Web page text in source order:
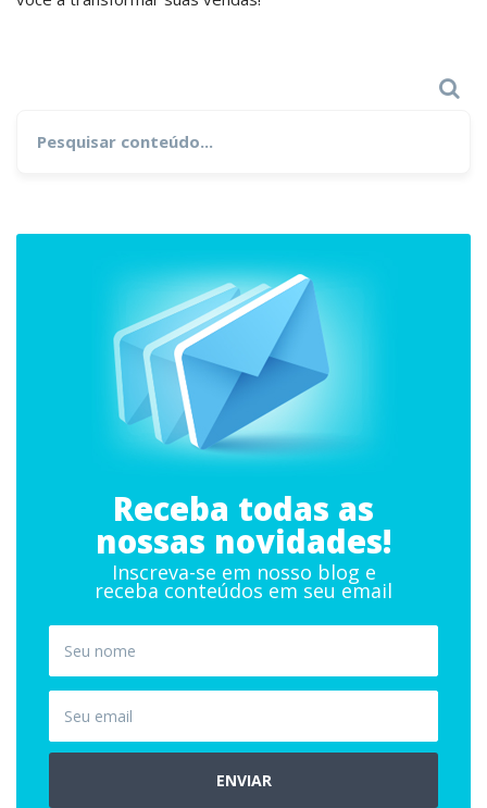
Search
Receba todas as
nossas novidades!
Inscreva-se em nosso blog e
receba conteúdos em seu email
ENVIAR